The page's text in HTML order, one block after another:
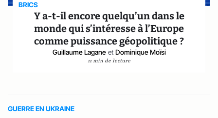
BRICS
Y a-t-il encore quelqu’un dans le
monde qui s’intéresse à l’Europe
comme puissance géopolitique ?
Guillaume Lagane et Dominique Moïsi
11 min de lecture
GUERRE EN UKRAINE